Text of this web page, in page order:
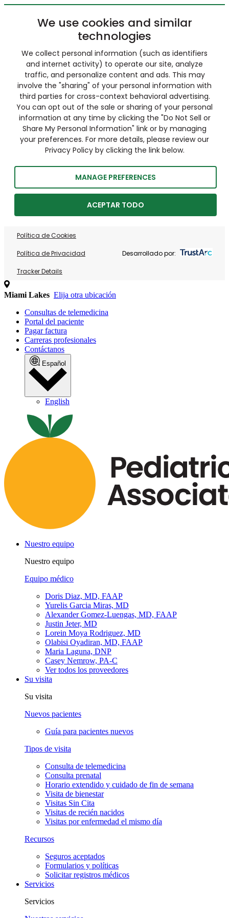
We use cookies and similar
technologies
We collect personal information (such as identifiers
and internet activity) to operate our site, analyze
traffic, and personalize content and ads. This may
involve the "sharing" of your personal information with
third parties for cross-context behavioral advertising.
You can opt out of the sale or sharing of your personal
information at any time by clicking the "Do Not Sell or
Share My Personal Information" link or by managing
your preferences. For more details, please review our
Privacy Policy by clicking the link below.
MANAGE PREFERENCES
ACEPTAR TODO
Política de Cookies
Política de Privacidad
Tracker Details
Desarrollado por:
Miami Lakes Elija otra ubicación
Consultas de telemedicina
Portal del paciente
Pagar factura
Carreras profesionales
Contáctanos
Español
English
Nuestro equipo
Nuestro equipo
Equipo médico
Doris Diaz, MD, FAAP
Yurelis Garcia Miras, MD
Alexander Gomez-Luengas, MD, FAAP
Justin Jeter, MD
Lorein Moya Rodriguez, MD
Olabisi Oyadiran, MD, FAAP
Maria Laguna, DNP
Casey Nemrow, PA-C
Ver todos los proveedores
Su visita
Su visita
Nuevos pacientes
Guía para pacientes nuevos
Tipos de visita
Consulta de telemedicina
Consulta prenatal
Horario extendido y cuidado de fin de semana
Visita de bienestar
Visitas Sin Cita
Visitas de recién nacidos
Visitas por enfermedad el mismo día
Recursos
Seguros aceptados
Formularios y políticas
Solicitar registros médicos
Servicios
Servicios